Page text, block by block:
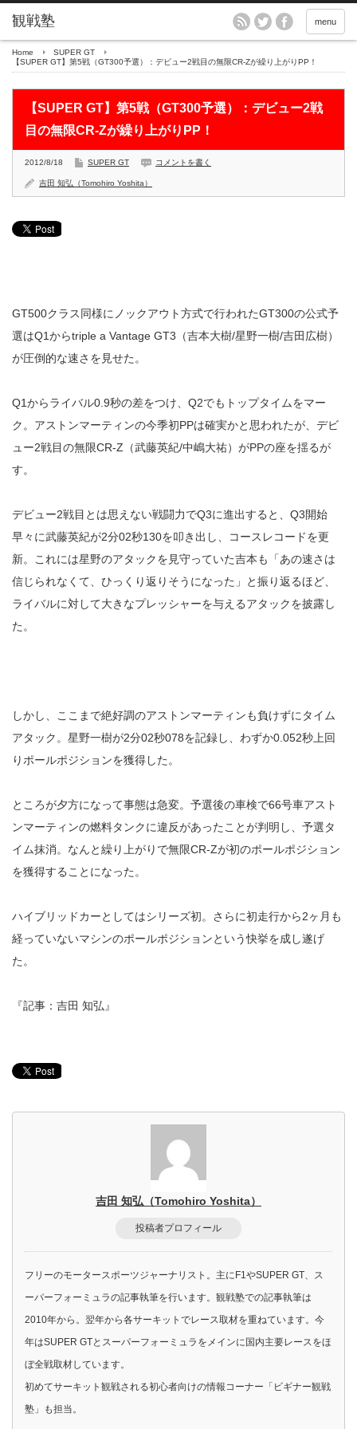
menu
Home
SUPER GT
【SUPER GT】第5戦（GT300予選）：デビュー2戦目の無限CR-Zが繰り上がりPP！
【SUPER GT】第5戦（GT300予選）：デビュー2戦
目の無限CR-Zが繰り上がりPP！
2012/8/18 SUPER GT コメントを書く
吉田 知弘（Tomohiro Yoshita）
GT500クラス同様にノックアウト方式で行われたGT300の公式予
選はQ1からtriple a Vantage GT3（吉本大樹/星野一樹/吉田広樹）
が圧倒的な速さを見せた。
Q1からライバル0.9秒の差をつけ、Q2でもトップタイムをマー
ク。アストンマーティンの今季初PPは確実かと思われたが、デビ
ュー2戦目の無限CR-Z（武藤英紀/中嶋大祐）がPPの座を揺るが
す。
デビュー2戦目とは思えない戦闘力でQ3に進出すると、Q3開始
早々に武藤英紀が2分02秒130を叩き出し、コースレコードを更
新。これには星野のアタックを見守っていた吉本も「あの速さは
信じられなくて、ひっくり返りそうになった」と振り返るほど、
ライバルに対して大きなプレッシャーを与えるアタックを披露し
た。
しかし、ここまで絶好調のアストンマーティンも負けずにタイム
アタック。星野一樹が2分02秒078を記録し、わずか0.052秒上回
りポールポジションを獲得した。
ところが夕方になって事態は急変。予選後の車検で66号車アスト
ンマーティンの燃料タンクに違反があったことが判明し、予選タ
イム抹消。なんと繰り上がりで無限CR-Zが初のポールポジション
を獲得することになった。
ハイブリッドカーとしてはシリーズ初。さらに初走行から2ヶ月も
経っていないマシンのポールポジションという快挙を成し遂げ
た。
『記事：吉田 知弘』
吉田 知弘（Tomohiro Yoshita）
投稿者プロフィール
フリーのモータースポーツジャーナリスト。主にF1やSUPER GT、ス
ーパーフォーミュラの記事執筆を行います。観戦塾での記事執筆は
2010年から。翌年から各サーキットでレース取材を重ねています。今
年はSUPER GTとスーパーフォーミュラをメインに国内主要レースをほ
ぼ全戦取材しています。
初めてサーキット観戦される初心者向けの情報コーナー「ビギナー観戦
塾」も担当。